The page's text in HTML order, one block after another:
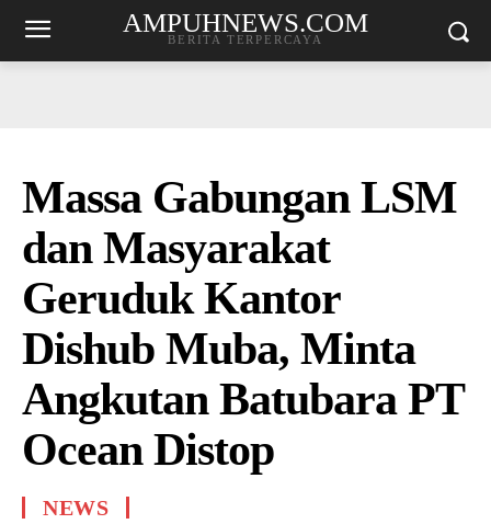
AMPUHNEWS.COM
BERITA TERPERCAYA
Massa Gabungan LSM
dan Masyarakat
Geruduk Kantor
Dishub Muba, Minta
Angkutan Batubara PT
Ocean Distop
NEWS